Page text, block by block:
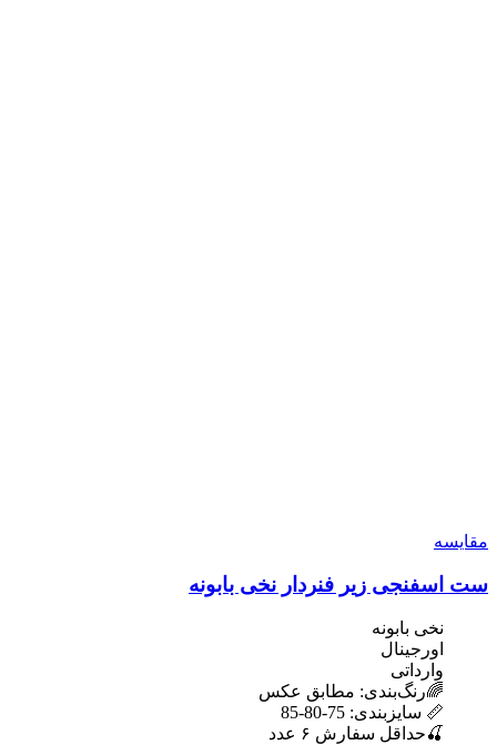
مقایسه
ست اسفنجی زیر فنردار نخی بابونه
نخی بابونه
اورجینال
وارداتی
🌈رنگ‌بندی: مطابق عکس
📏 سایزبندی: 75-80-85
🍒حداقل سفارش ۶ عدد